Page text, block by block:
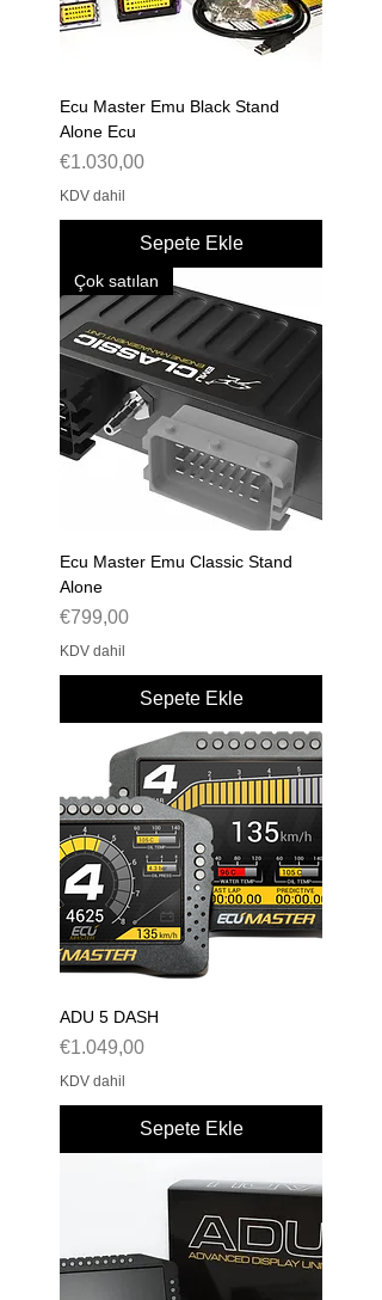
Ecu Master Emu Black Stand
Alone Ecu
Fiyat
€1.030,00
KDV dahil
Sepete Ekle
Çok satılan
Ecu Master Emu Classic Stand
Alone
Fiyat
€799,00
KDV dahil
Sepete Ekle
ADU 5 DASH
Fiyat
€1.049,00
KDV dahil
Sepete Ekle